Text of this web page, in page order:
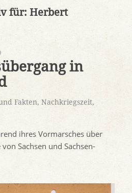
für: Herbert
in
Fakten, Nachkriegszeit,
ihres Vormarsches über
Sachsen und Sachsen-